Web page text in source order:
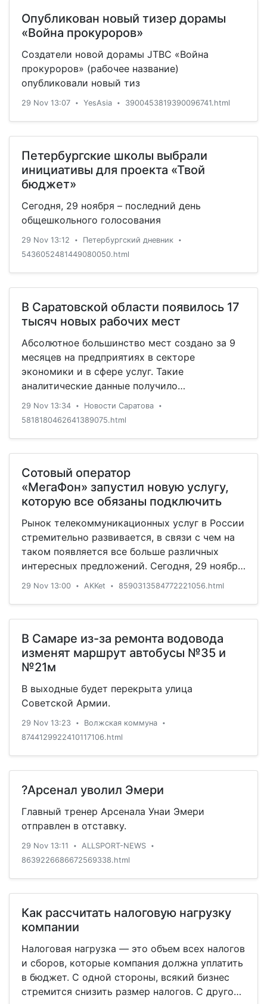
Опубликован новый тизер дорамы
«Война прокуроров»
Создатели новой дорамы JTBC «Война
прокуроров» (рабочее название)
опубликовали новый тиз
29 Nov 13:07 • YesAsia • 3900453819390096741.html
Петербургские школы выбрали
инициативы для проекта «Твой
бюджет»
Сегодня, 29 ноября – последний день
общешкольного голосования
29 Nov 13:12 • Петербургский дневник •
5436052481449080050.html
В Саратовской области появилось 17
тысяч новых рабочих мест
Абсолютное большинство мест создано за 9
месяцев на предприятиях в секторе
экономики и в сфере услуг. Такие
аналитические данные получило
региональное министерство экономического
развития. Всего за текущий год в регионе
предприятиях и 10,9 тысяч в сфере малого
бизнеса. — Наиболее значительная …
29 Nov 13:34 • Новости Саратова •
5818180462641389075.html
Сотовый оператор
«МегаФон» запустил новую услугу,
которую все обязаны подключить
Рынок телекоммуникационных услуг в России
стремительно развивается, в связи с чем на
таком появляется все больше различных
интересных предложений. Сегодня, 29 ноября
2019 года, сотовый оператор «МегаФон» из
29 Nov 13:00 • AKKet • 8590313584772221056.html
В Самаре из-за ремонта водовода
изменят маршрут автобусы №35 и
№21м
В выходные будет перекрыта улица
Советской Армии.
29 Nov 13:23 • Волжская коммуна •
8744129922410117106.html
?Арсенал уволил Эмери
Главный тренер Арсенала Унаи Эмери
отправлен в отставку.
29 Nov 13:11 • ALLSPORT-NEWS •
8639226686672569338.html
Как рассчитать налоговую нагрузку
компании
Налоговая нагрузка — это объем всех налогов
и сборов, которые компания должна уплатить
в бюджет. С одной стороны, всякий бизнес
стремится снизить размер налогов. С другой